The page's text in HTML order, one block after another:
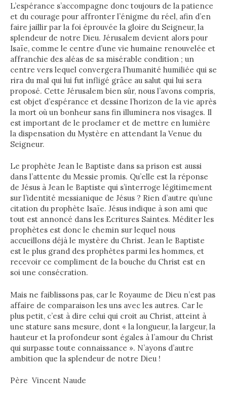
L’espérance s’accompagne donc toujours de la patience
et du courage pour affronter l’énigme du réel, afin d’en
faire jaillir par la foi éprouvée la gloire du Seigneur, la
splendeur de notre Dieu. Jérusalem devient alors pour
Isaïe, comme le centre d’une vie humaine renouvelée et
affranchie des aléas de sa misérable condition ; un
centre vers lequel convergera l’humanité humiliée qui se
rira du mal qui lui fut infligé grâce au salut qui lui sera
proposé. Cette Jérusalem bien sûr, nous l’avons compris,
est objet d’espérance et dessine l’horizon de la vie après
la mort où un bonheur sans fin illuminera nos visages. Il
est important de le proclamer et de mettre en lumière
la dispensation du Mystère en attendant la Venue du
Seigneur.
Le prophète Jean le Baptiste dans sa prison est aussi
dans l’attente du Messie promis. Qu’elle est la réponse
de Jésus à Jean le Baptiste qui s’interroge légitimement
sur l’identité messianique de Jésus ? Rien d’autre qu’une
citation du prophète Isaïe. Jésus indique à son ami que
tout est annoncé dans les Ecritures Saintes. Méditer les
prophètes est donc le chemin sur lequel nous
accueillons déjà le mystère du Christ. Jean le Baptiste
est le plus grand des prophètes parmi les hommes, et
recevoir ce compliment de la bouche du Christ est en
soi une consécration.
Mais ne faiblissons pas, car le Royaume de Dieu n’est pas
affaire de comparaison les uns avec les autres. Car le
plus petit, c’est à dire celui qui croit au Christ, atteint à
une stature sans mesure, dont « la longueur, la largeur, la
hauteur et la profondeur sont égales à l’amour du Christ
qui surpasse toute connaissance ». N’ayons d’autre
ambition que la splendeur de notre Dieu !
Père Vincent Naude